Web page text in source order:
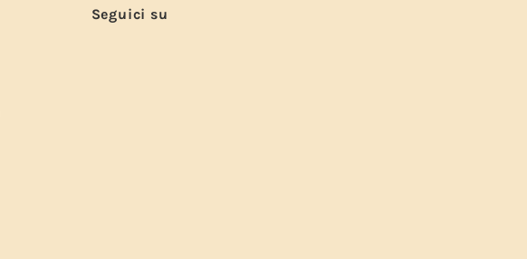
Seguici su